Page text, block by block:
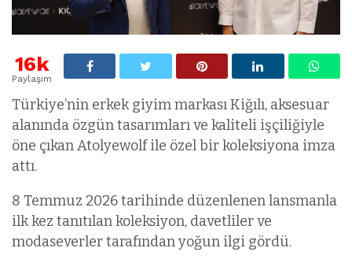
16k
Paylaşım
Türkiye’nin erkek giyim markası Kiğılı, aksesuar
alanında özgün tasarımları ve kaliteli işçiliğiyle
öne çıkan Atolyewolf ile özel bir koleksiyona imza
attı.
8 Temmuz 2026 tarihinde düzenlenen lansmanla
ilk kez tanıtılan koleksiyon, davetliler ve
modaseverler tarafından yoğun ilgi gördü.